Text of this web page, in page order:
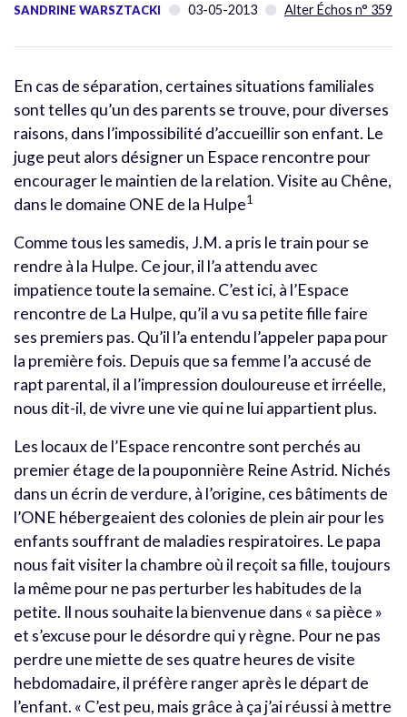
SANDRINE WARSZTACKI 03-05-2013 Alter Échos n° 359
En cas de séparation, certaines situations familiales
sont telles qu’un des parents se trouve, pour diverses
raisons, dans l’impossibilité d’accueillir son enfant. Le
juge peut alors désigner un Espace rencontre pour
encourager le maintien de la relation. Visite au Chêne,
dans le domaine ONE de la Hulpe1
Comme tous les samedis, J.M. a pris le train pour se
rendre à la Hulpe. Ce jour, il l’a attendu avec
impatience toute la semaine. C’est ici, à l’Espace
rencontre de La Hulpe, qu’il a vu sa petite fille faire
ses premiers pas. Qu’il l’a entendu l’appeler papa pour
la première fois. Depuis que sa femme l’a accusé de
rapt parental, il a l’impression douloureuse et irréelle,
nous dit-il, de vivre une vie qui ne lui appartient plus.
Les locaux de l’Espace rencontre sont perchés au
premier étage de la pouponnière Reine Astrid. Nichés
dans un écrin de verdure, à l’origine, ces bâtiments de
l’ONE hébergeaient des colonies de plein air pour les
enfants souffrant de maladies respiratoires. Le papa
nous fait visiter la chambre où il reçoit sa fille, toujours
la même pour ne pas perturber les habitudes de la
petite. Il nous souhaite la bienvenue dans « sa pièce »
et s’excuse pour le désordre qui y règne. Pour ne pas
perdre une miette de ses quatre heures de visite
hebdomadaire, il préfère ranger après le départ de
l’enfant. « C’est peu, mais grâce à ça j’ai réussi à mettre